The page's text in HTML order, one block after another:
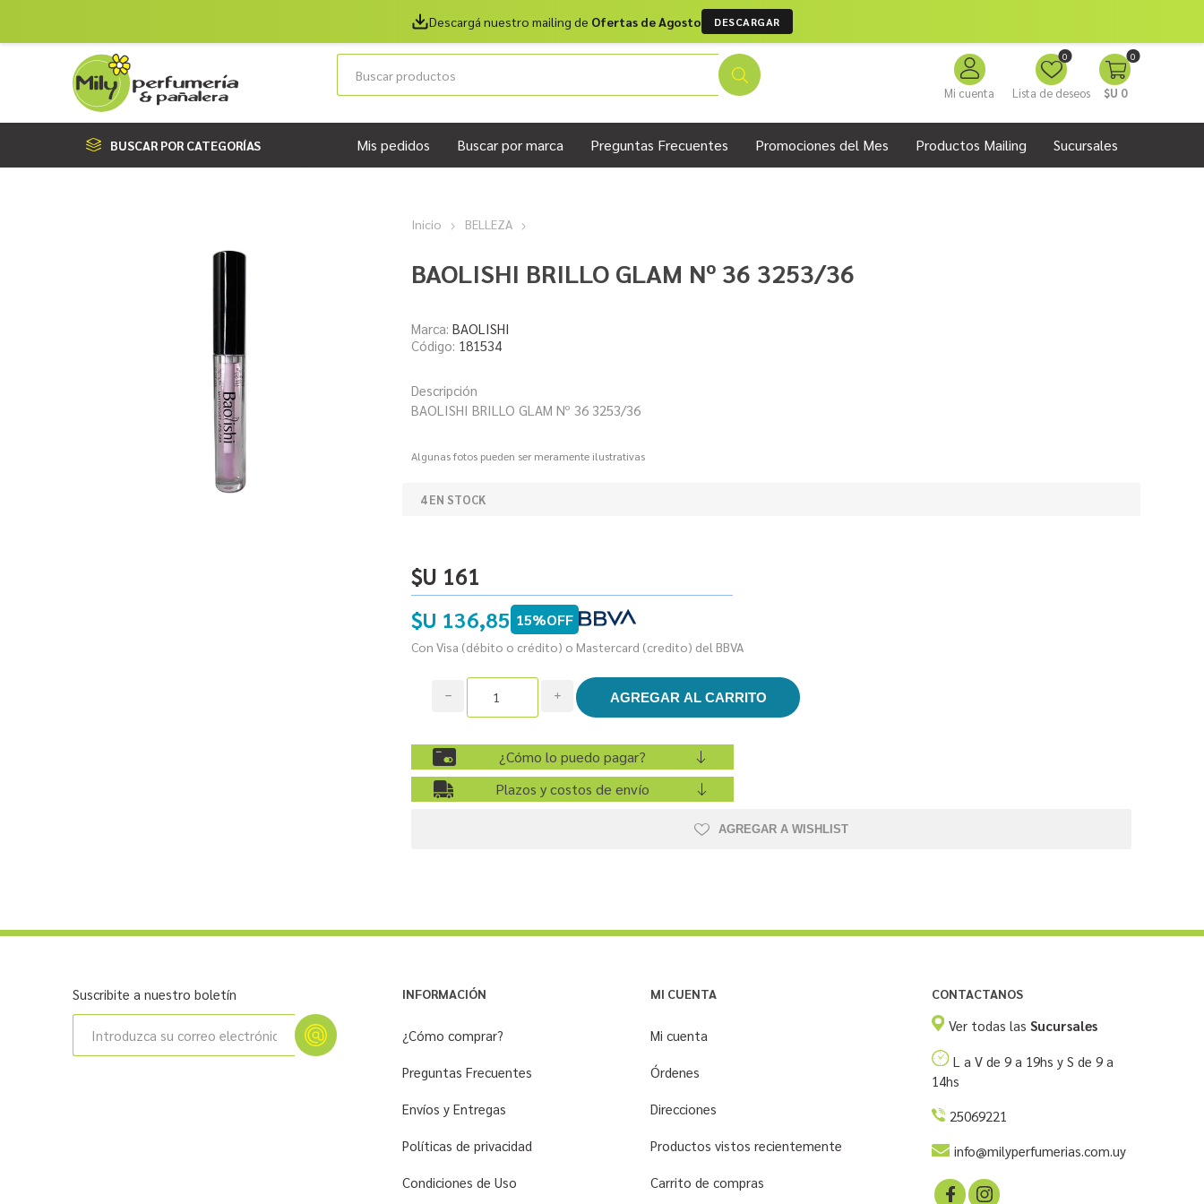
Descargá nuestro mailing de Ofertas de Agosto DESCARGAR
Mi cuenta Lista de deseos
0 0
$U 0
BUSCAR POR CATEGORÍAS Mis pedidos Buscar por marca Preguntas Frecuentes Promociones del Mes Productos Mailing Sucursales
Inicio BELLEZA
BAOLISHI BRILLO GLAM Nº 36 3253/36
Marca: BAOLISHI
Código: 181534
Descripción
BAOLISHI BRILLO GLAM Nº 36 3253/36
Algunas fotos pueden ser meramente ilustrativas
4 EN STOCK
$U 161
$U 136,85 15%OFF
Con Visa (débito o crédito) o Mastercard (credito) del BBVA
i
h
¿Cómo lo puedo pagar?
Plazos y costos de envío
AGREGAR A WISHLIST
Suscribite a nuestro boletín INFORMACIÓN
¿Cómo comprar?
Preguntas Frecuentes
Envíos y Entregas
Políticas de privacidad
Condiciones de Uso
MI CUENTA
Mi cuenta
Órdenes
Direcciones
Productos vistos recientemente
Carrito de compras
CONTACTANOS
Ver todas las Sucursales
L a V de 9 a 19hs y S de 9 a
14hs
25069221
info@milyperfumerias.com.uy